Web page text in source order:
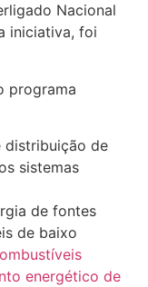
Nacional
iniciativa, foi
programa
distribuição de
sistemas
de fontes
de baixo
energético de